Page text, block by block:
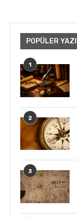
POPÜLER
1
2
3